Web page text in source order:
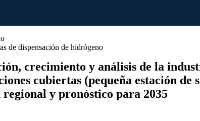
de dispensación de hidrógeno
crecimiento y análisis de la
cubiertas (pequeña estación
y pronóstico para 2035